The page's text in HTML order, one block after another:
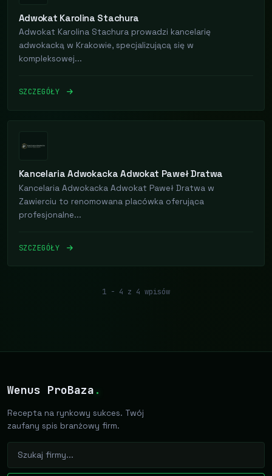
Adwokat Karolina Stachura
Adwokat Karolina Stachura prowadzi kancelarię
adwokacką w Krakowie, specjalizującą się w
kompleksowej...
SZCZEGÓŁY
Kancelaria Adwokacka Adwokat Paweł Dratwa
Kancelaria Adwokacka Adwokat Paweł Dratwa w
Zawierciu to renomowana placówka oferująca
profesjonalne...
SZCZEGÓŁY
1 - 4 z 4 wpisów
Wenus ProBaza .
Recepta na rynkowy sukces. Twój
zaufany spis branżowy firm.